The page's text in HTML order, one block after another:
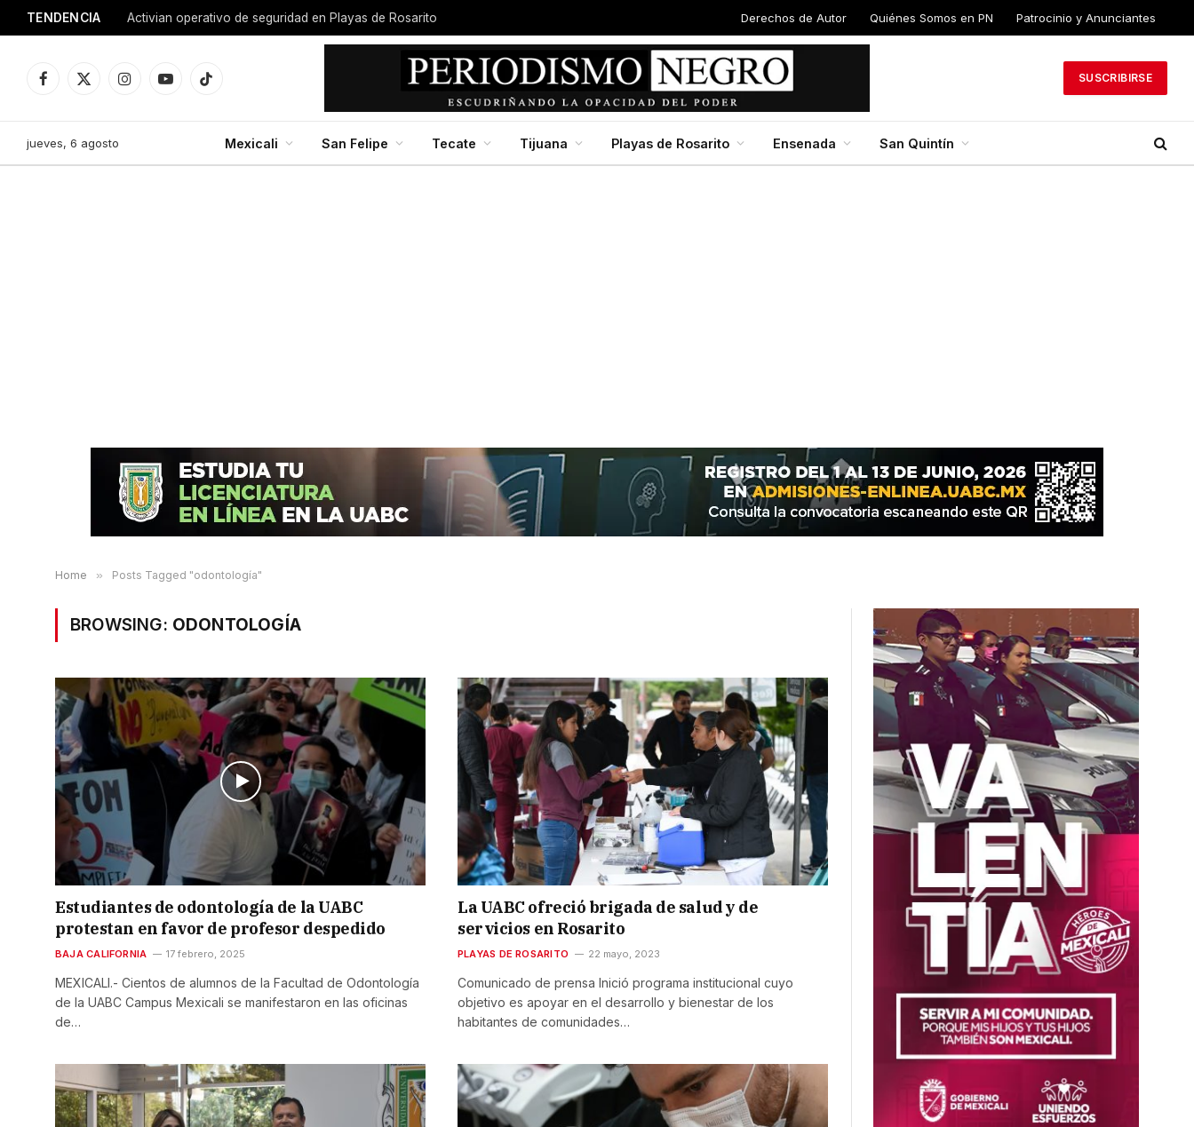
Derechos de
Autor
Quiénes Somos en
PN
Patrocinio y
Anunciantes
Facebook
X
InstagramYouTubeTikTok
SUSCRIBIRSE
jueves, 6 agosto Mexicali San Felipe Tecate Tijuana Playas de Rosarito Ensenada San Quintín
Home » Posts Tagged "odontología"
BROWSING: ODONTOLOGÍA
Estudiantes de odontología de la UABC
protestan en favor de profesor despedido
BAJA CALIFORNIA 17 febrero, 2025
MEXICALI.- Cientos de alumnos de la Facultad de Odontología
de la UABC Campus Mexicali se manifestaron en las oficinas
de…
La UABC ofreció brigada de salud y de
servicios en Rosarito
PLAYAS DE ROSARITO 22 mayo, 2023
Comunicado de prensa Inició programa institucional cuyo
objetivo es apoyar en el desarrollo y bienestar de los
habitantes de comunidades…